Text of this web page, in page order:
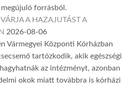
forrásból.
A HAZAJUTÁST A
2026-08-06
Vármegyei Központi Kórházban
tartózkodik, akik egészségi
az intézményt, azonban
okok miatt továbbra is kórházi